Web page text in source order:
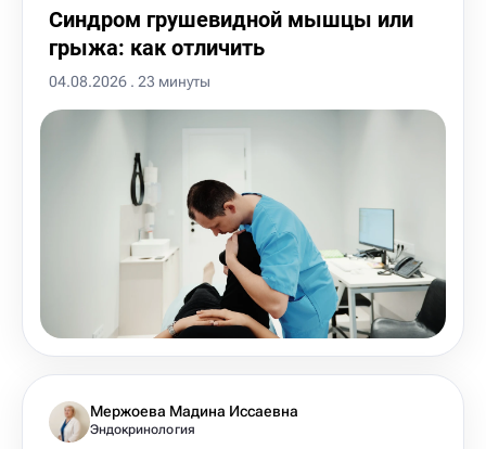
Синдром грушевидной мышцы или
грыжа: как отличить
04.08.2026 . 23 минуты
Мержоева Мадина Иссаевна
Эндокринология